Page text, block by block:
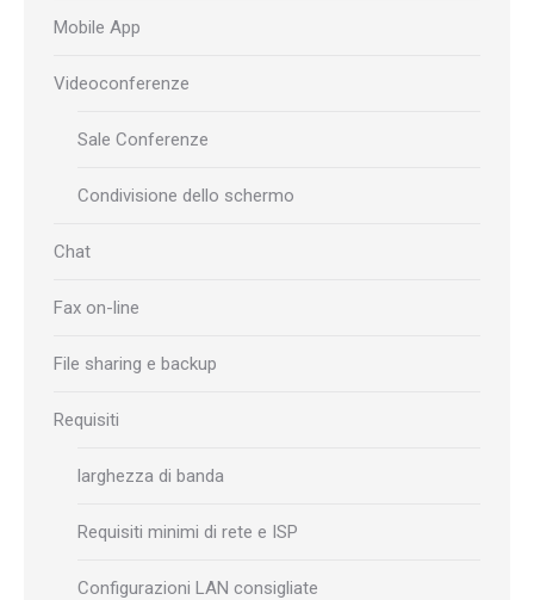
Mobile App
Videoconferenze
Sale Conferenze
Condivisione dello schermo
Chat
Fax on-line
File sharing e backup
Requisiti
larghezza di banda
Requisiti minimi di rete e ISP
Configurazioni LAN consigliate